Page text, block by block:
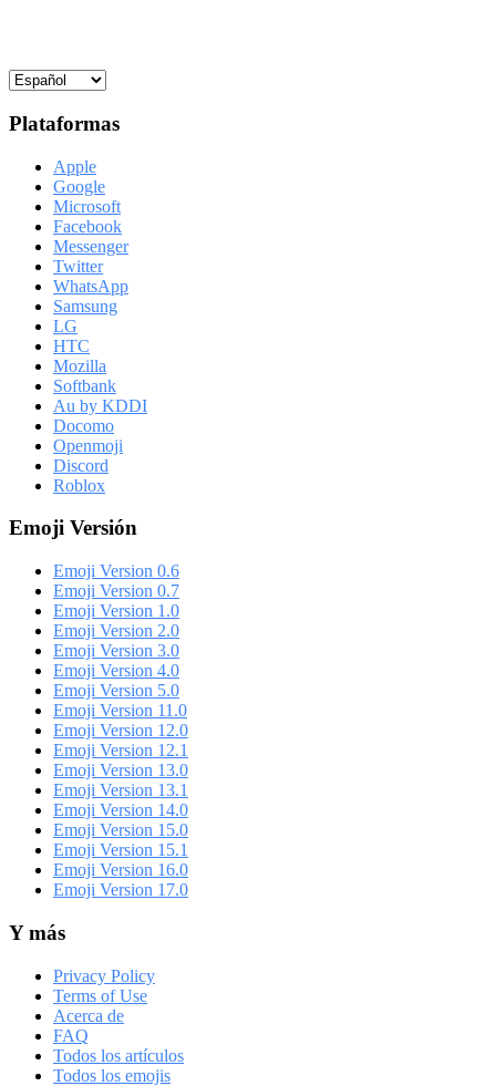
Plataformas
Apple
Google
Microsoft
Facebook
Messenger
Twitter
WhatsApp
Samsung
LG
HTC
Mozilla
Softbank
Au by KDDI
Docomo
Openmoji
Discord
Roblox
Emoji Versión
Emoji Version 0.6
Emoji Version 0.7
Emoji Version 1.0
Emoji Version 2.0
Emoji Version 3.0
Emoji Version 4.0
Emoji Version 5.0
Emoji Version 11.0
Emoji Version 12.0
Emoji Version 12.1
Emoji Version 13.0
Emoji Version 13.1
Emoji Version 14.0
Emoji Version 15.0
Emoji Version 15.1
Emoji Version 16.0
Emoji Version 17.0
Y más
Privacy Policy
Terms of Use
Acerca de
FAQ
Todos los artículos
Todos los emojis